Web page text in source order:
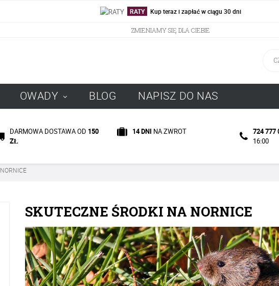
RATY Kup teraz i zapłać w ciągu 30 dni
ZMIENIAMY SIĘ DLA CIEBIE
OWADY BLOG NAPISZ DO NAS
DARMOWA DOSTAWA OD 150
ZŁ
14 DNI NA ZWROT 724 777
16:00
NORNICE
SKUTECZNE ŚRODKI NA NORNICE